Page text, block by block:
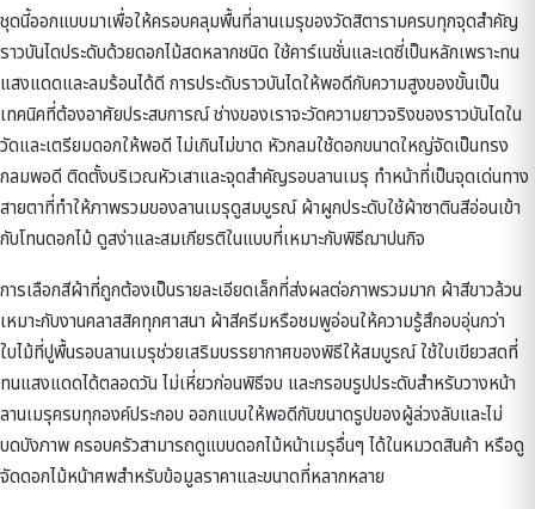
ชุดนี้ออกแบบมาเพื่อให้ครอบคลุมพื้นที่ลานเมรุของวัดสิตารามครบทุกจุดสำคัญ
ราวบันไดประดับด้วยดอกไม้สดหลากชนิด ใช้คาร์เนชั่นและเดซี่เป็นหลักเพราะทน
แสงแดดและลมร้อนได้ดี การประดับราวบันไดให้พอดีกับความสูงของขั้นเป็น
เทคนิคที่ต้องอาศัยประสบการณ์ ช่างของเราจะวัดความยาวจริงของราวบันไดใน
วัดและเตรียมดอกให้พอดี ไม่เกินไม่ขาด หัวกลมใช้ดอกขนาดใหญ่จัดเป็นทรง
กลมพอดี ติดตั้งบริเวณหัวเสาและจุดสำคัญรอบลานเมรุ ทำหน้าที่เป็นจุดเด่นทาง
สายตาที่ทำให้ภาพรวมของลานเมรุดูสมบูรณ์ ผ้าผูกประดับใช้ผ้าซาตินสีอ่อนเข้า
กับโทนดอกไม้ ดูสง่าและสมเกียรติในแบบที่เหมาะกับพิธีฌาปนกิจ
การเลือกสีผ้าที่ถูกต้องเป็นรายละเอียดเล็กที่ส่งผลต่อภาพรวมมาก ผ้าสีขาวล้วน
เหมาะกับงานคลาสสิคทุกศาสนา ผ้าสีครีมหรือชมพูอ่อนให้ความรู้สึกอบอุ่นกว่า
ใบไม้ที่ปูพื้นรอบลานเมรุช่วยเสริมบรรยากาศของพิธีให้สมบูรณ์ ใช้ใบเขียวสดที่
ทนแสงแดดได้ตลอดวัน ไม่เหี่ยวก่อนพิธีจบ และกรอบรูปประดับสำหรับวางหน้า
ลานเมรุครบทุกองค์ประกอบ ออกแบบให้พอดีกับขนาดรูปของผู้ล่วงลับและไม่
บดบังภาพ ครอบครัวสามารถดูแบบดอกไม้หน้าเมรุอื่นๆ ได้ในหมวดสินค้า หรือดู
จัดดอกไม้หน้าศพสำหรับข้อมูลราคาและขนาดที่หลากหลาย